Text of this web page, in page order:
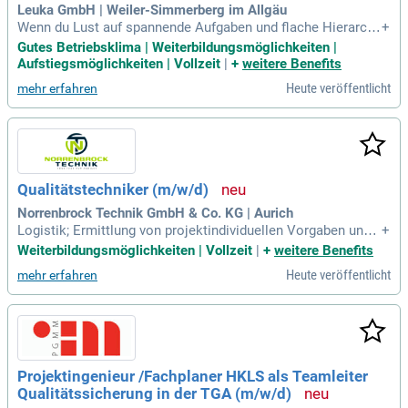
Leuka GmbH | Weiler-Simmerberg im Allgäu
Wenn du Lust auf spannende Aufgaben und flache Hierarchi
en hast, dann bewirb dich jetzt als: Messtechniker in der Qu
alitätssicherung (m/w/d); – Zweischicht –: Qualitätskontrol
le von Fertigungsteilen durch den Einsatz moderner Prüfmitt
el u.a.
+
Gutes Betriebsklima | Weiterbildungsmöglichkeiten |
Aufstiegsmöglichkeiten | Vollzeit | + weitere Benefits
mehr erfahren Heute veröffentlicht
Qualitätstechniker (m/w/d)
Norrenbrock Technik GmbH & Co. KG | Aurich
Logistik; Ermittlung von projektindividuellen Vorgaben und
Qualitätsanforderungen; Anwendung statistischer Methoden
und Einsatz von Standardwerkzeugen des Qualitätsmanage
ments; Moderation und Schulung von Qualitätsthemen im B
ereich Entwicklung, Produktion
+
Weiterbildungsmöglichkeiten | Vollzeit | + weitere Benefits
mehr erfahren Heute veröffentlicht
Projektingenieur /Fachplaner HKLS als Teamleiter
Qualitätssicherung in der TGA (m/w/d)